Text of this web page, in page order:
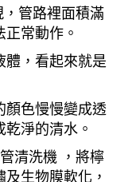
，管路裡面積滿
常動作。
，看起來就是
顏色慢慢變成透
淨的清水。
清洗機 ，將檸
生物膜軟化，